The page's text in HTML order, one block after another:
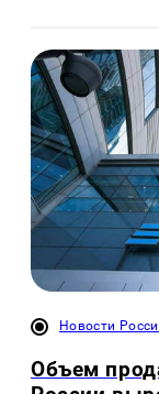
Новости
Объем